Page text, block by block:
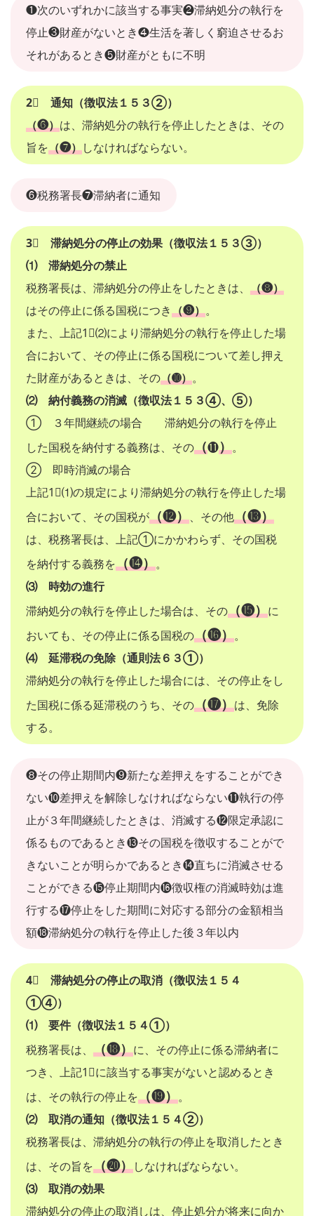
❶次のいずれかに該当する事実❷滞納処分の執行を
停止❸財産がないとき❹生活を著しく窮迫させるお
それがあるとき❺財産がともに不明
2⃣ 通知（徴収法１５３②）
（❻）は、滞納処分の執行を停止したときは、その
旨を（❼）しなければならない。
❻税務署長❼滞納者に通知
3⃣ 滞納処分の停止の効果（徴収法１５３③）
⑴ 滞納処分の禁止
税務署長は、滞納処分の停止をしたときは、（❽）
はその停止に係る国税につき（❾）。
また、上記1⃣⑵により滞納処分の執行を停止した場
合において、その停止に係る国税について差し押え
た財産があるときは、その（➓）。
⑵ 納付義務の消滅（徴収法１５３④、⑤）
① ３年間継続の場合 滞納処分の執行を停止
した国税を納付する義務は、その（⓫）。
② 即時消滅の場合
上記1⃣⑴の規定により滞納処分の執行を停止した場
合において、その国税が（⓬）、その他（⓭）
は、税務署長は、上記①にかかわらず、その国税
を納付する義務を（⓮）。
⑶ 時効の進行
滞納処分の執行を停止した場合は、その（⓯）に
おいても、その停止に係る国税の（⓰）。
⑷ 延滞税の免除（通則法６３①）
滞納処分の執行を停止した場合には、その停止をし
た国税に係る延滞税のうち、その（⓱）は、免除
する。
❽その停止期間内❾新たな差押えをすることができ
ない❿差押えを解除しなければならない⓫執行の停
止が３年間継続したときは、消滅する⓬限定承認に
係るものであるとき⓭その国税を徴収することがで
きないことが明らかであるとき⓮直ちに消滅させる
ことができる⓯停止期間内⓰徴収権の消滅時効は進
行する⓱停止をした期間に対応する部分の金額相当
額⓲滞納処分の執行を停止した後３年以内
4⃣ 滞納処分の停止の取消（徴収法１５４
①④）
⑴ 要件（徴収法１５４①）
税務署長は、（⓲）に、その停止に係る滞納者に
つき、上記1⃣に該当する事実がないと認めるとき
は、その執行の停止を（⓳）。
⑵ 取消の通知（徴収法１５４②）
税務署長は、滞納処分の執行の停止を取消したとき
は、その旨を（⓴）しなければならない。
⑶ 取消の効果
滞納処分の停止の取消しは、停止処分が将来に向か